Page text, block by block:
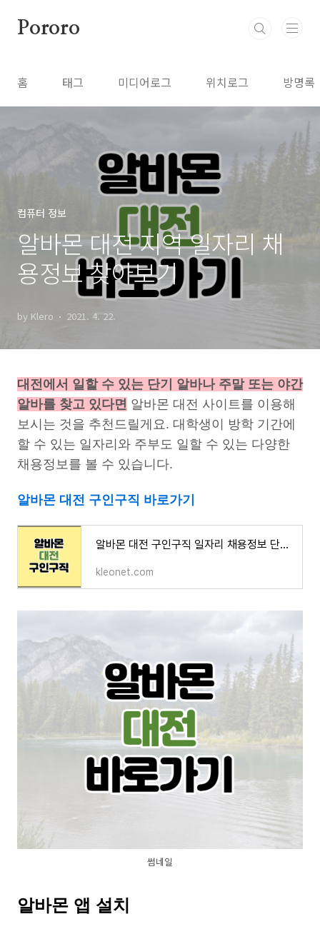
Pororo
홈 태그 미디어로그 위치로그 방명록
컴퓨터 정보
알바몬 대전 지역 일자리 채
용정보 찾아보기
by Klero 2021. 4. 22.
대전에서 일할 수 있는 단기 알바나 주말 또는 야간
알바를 찾고 있다면 알바몬 대전 사이트를 이용해
보시는 것을 추천드릴게요. 대학생이 방학 기간에
할 수 있는 일자리와 주부도 일할 수 있는 다양한
채용정보를 볼 수 있습니다.
알바몬 대전 구인구직 바로가기
알바몬 대전 구인구직 일자리 채용정보 단기 알바 찾기
kleonet.com
썸네일
알바몬 앱 설치